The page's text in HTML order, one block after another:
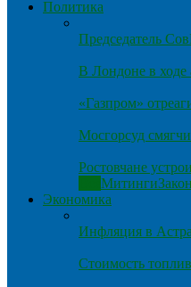
Политика
Председатель
В Лондоне в ходе
«Газпром»
Мосгорсуд
Ростовчане
Митинги
Экономика
Инфляция в
Стоимость